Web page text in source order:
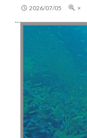
2026/07/05 ×